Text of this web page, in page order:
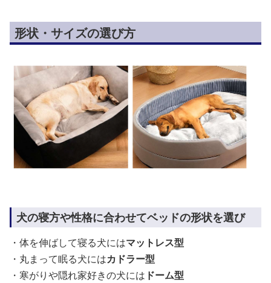
形状・サイズの選び方
犬の寝方や性格に合わせてベッドの形状を選び
・体を伸ばして寝る犬にはマットレス型
・丸まって眠る犬にはカドラー型
・寒がりや隠れ家好きの犬には ドーム型